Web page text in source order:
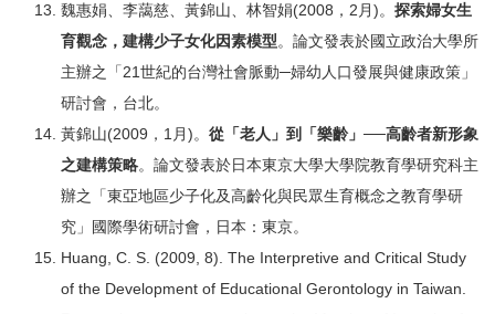
魏惠娟、李藹慈、黃錦山、林智娟(2008，2月)。 探索婦女生
育觀念，建構少子女化因素模型。論文發表於國立政治大學所
主辦之「21世紀的台灣社會脈動─婦幼人口發展與健康政策」
研討會，台北。
黃錦山(2009，1月)。 從「老人」到「樂齡」──高齡者新形象
之建構策略。論文發表於日本東京大學大學院教育學研究科主
辦之「東亞地區少子化及高齡化與民眾生育概念之教育學研
究」國際學術研討會，日本：東京。
Huang, C. S. (2009, 8). The Interpretive and Critical Study
of the Development of Educational Gerontology in Taiwan.